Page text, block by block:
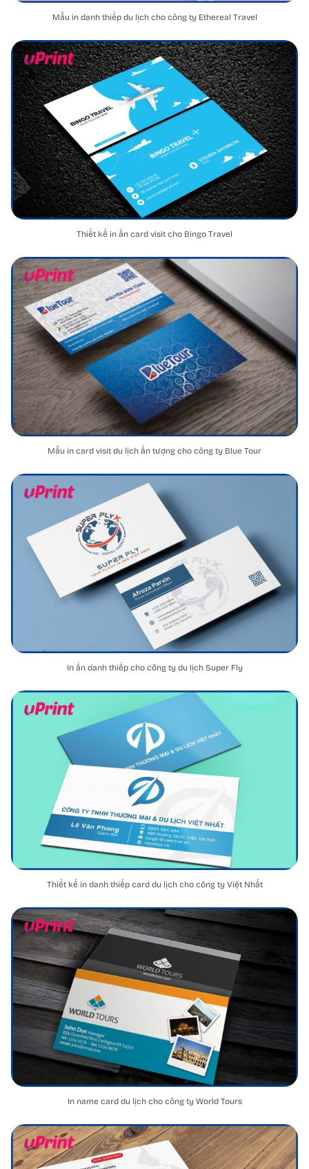
Mẫu in danh thiếp du lịch cho công ty Ethereal Travel
Thiết kế in ấn card visit cho Bingo Travel
Mẫu in card visit du lịch ấn tượng cho công ty Blue Tour
In ấn danh thiếp cho công ty du lịch Super Fly
Thiết kế in danh thiếp card du lịch cho công ty Việt Nhất
In name card du lịch cho công ty World Tours